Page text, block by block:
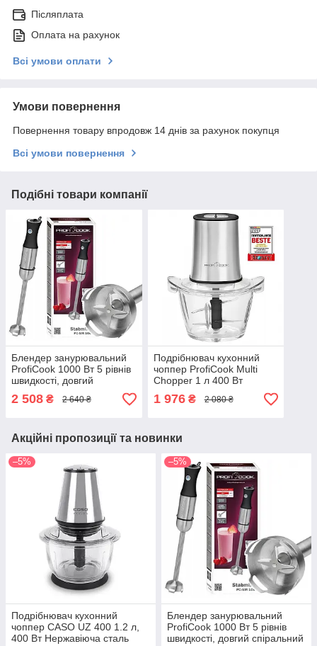
Післяплата
Оплата на рахунок
Всі умови оплати
Умови повернення
Повернення товару впродовж 14 днів за рахунок покупця
Всі умови повернення
Подібні товари компанії
Блендер занурювальний
ProfiCook 1000 Вт 5 рівнів
швидкості, довгий
спіральний кабель (PC-SM
1094)
2 508 ₴ 2 640 ₴
Подрібнювач кухонний
чоппер ProfiCook Multi
Chopper 1 л 400 Вт
Нержавіюча сталь (PC-
MZ1150)
1 976₴ 2 080 ₴
Акційні пропозиції та новинки
–5%
Подрібнювач кухонний
чоппер CASO UZ 400 1.2 л,
400 Вт Нержавіюча сталь
–5%
Блендер занурювальний
ProfiCook 1000 Вт 5 рівнів
швидкості, довгий спіральний